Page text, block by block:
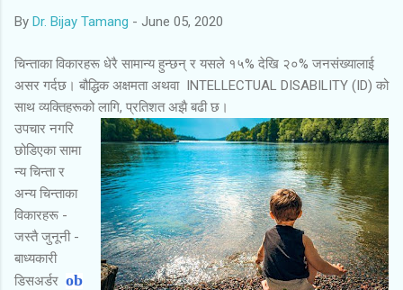
By Dr. Bijay Tamang - June 05, 2020
चिन्ताका विकारहरू धेरै सामान्य हुन्छन् र यसले १५% देखि २०% जनसंख्यालाई
असर गर्दछ। बौद्धिक अक्षमता अथवा INTELLECTUAL DISABILITY (ID) को
साथ व्यक्तिहरूको लागि, प्रतिशत अझै बढी छ।
उपचार नगरि
छोडिएका सामा
न्य चिन्ता र
अन्य चिन्ताका
विकारहरू -
जस्तै जुनूनी -
बाध्यकारी
डिसअर्डर ob